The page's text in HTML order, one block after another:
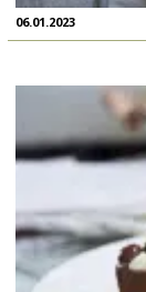
06.01.2023